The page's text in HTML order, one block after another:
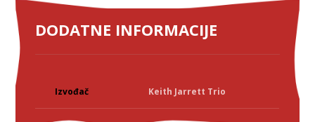
DODATNE INFORMACIJE
Izvođač Keith Jarrett Trio